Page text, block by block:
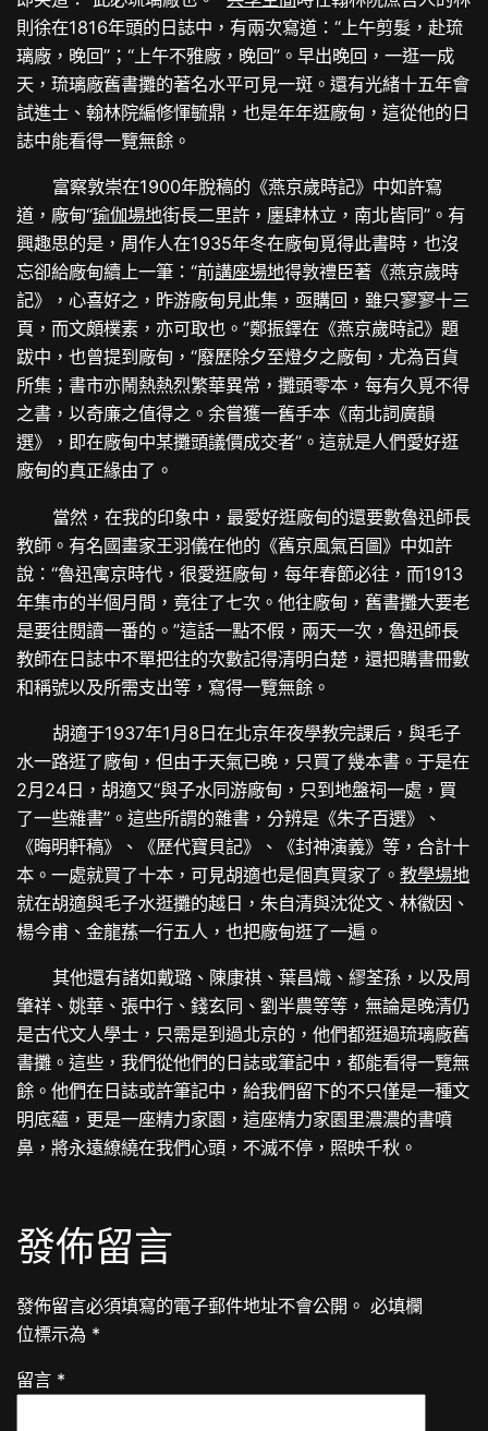
則徐在1816年頭的日誌中，有兩次寫道：“上午剪髮，赴琉
璃廠，晚回”；“上午不雅廠，晚回”。早出晚回，一逛一成
天，琉璃廠舊書攤的著名水平可見一斑。還有光緒十五年會
試進士、翰林院編修惲毓鼎，也是年年逛廠甸，這從他的日
誌中能看得一覽無餘。
富察敦崇在1900年脫稿的《燕京歲時記》中如許寫
道，廠甸“瑜伽場地街長二里許，廛肆林立，南北皆同”。有
興趣思的是，周作人在1935年冬在廠甸覓得此書時，也沒
忘卻給廠甸續上一筆：“前講座場地得敦禮臣著《燕京歲時
記》，心喜好之，昨游廠甸見此集，亟購回，雖只寥寥十三
頁，而文頗樸素，亦可取也。”鄭振鐸在《燕京歲時記》題
跋中，也曾提到廠甸，“廢歷除夕至燈夕之廠甸，尤為百貨
所集；書市亦鬧熱熱烈繁華異常，攤頭零本，每有久覓不得
之書，以奇廉之值得之。余嘗獲一舊手本《南北詞廣韻
選》，即在廠甸中某攤頭議價成交者”。這就是人們愛好逛
廠甸的真正緣由了。
當然，在我的印象中，最愛好逛廠甸的還要數魯迅師長
教師。有名國畫家王羽儀在他的《舊京風氣百圖》中如許
說：“魯迅寓京時代，很愛逛廠甸，每年春節必往，而1913
年集市的半個月間，竟往了七次。他往廠甸，舊書攤大要老
是要往閱讀一番的。”這話一點不假，兩天一次，魯迅師長
教師在日誌中不單把往的次數記得清明白楚，還把購書冊數
和稱號以及所需支出等，寫得一覽無餘。
胡適于1937年1月8日在北京年夜學教完課后，與毛子
水一路逛了廠甸，但由于天氣已晚，只買了幾本書。于是在
2月24日，胡適又“與子水同游廠甸，只到地盤祠一處，買
了一些雜書”。這些所謂的雜書，分辨是《朱子百選》、
《晦明軒稿》、《歷代寶貝記》、《封神演義》等，合計十
本。一處就買了十本，可見胡適也是個真買家了。教學場地
就在胡適與毛子水逛攤的越日，朱自清與沈從文、林徽因、
楊今甫、金龍蓀一行五人，也把廠甸逛了一遍。
其他還有諸如戴璐、陳康祺、葉昌熾、繆荃孫，以及周
肇祥、姚華、張中行、錢玄同、劉半農等等，無論是晚清仍
是古代文人學士，只需是到過北京的，他們都逛過琉璃廠舊
書攤。這些，我們從他們的日誌或筆記中，都能看得一覽無
餘。他們在日誌或許筆記中，給我們留下的不只僅是一種文
明底蘊，更是一座精力家園，這座精力家園里濃濃的書噴
鼻，將永遠繚繞在我們心頭，不滅不停，照映千秋。
發佈留言
發佈留言必須填寫的電子郵件地址不會公開。 必填欄
位標示為 *
留言 *